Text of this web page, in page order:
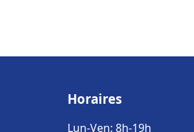
Horaires
Lun-Ven: 8h-19h